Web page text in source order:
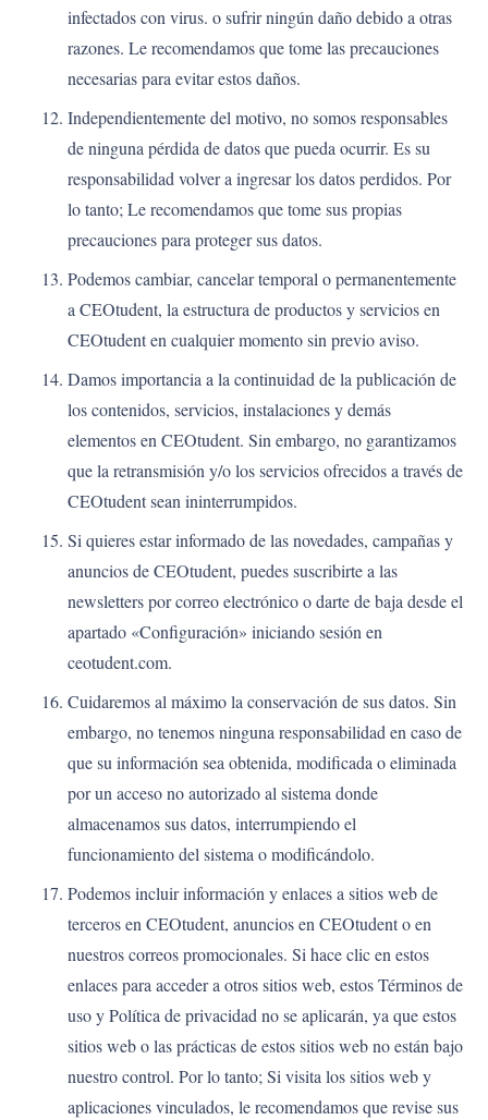
infectados con virus. o sufrir ningún daño debido a otras
razones. Le recomendamos que tome las precauciones
necesarias para evitar estos daños.
Independientemente del motivo, no somos responsables
de ninguna pérdida de datos que pueda ocurrir. Es su
responsabilidad volver a ingresar los datos perdidos. Por
lo tanto; Le recomendamos que tome sus propias
precauciones para proteger sus datos.
Podemos cambiar, cancelar temporal o permanentemente
a CEOtudent, la estructura de productos y servicios en
CEOtudent en cualquier momento sin previo aviso.
Damos importancia a la continuidad de la publicación de
los contenidos, servicios, instalaciones y demás
elementos en CEOtudent. Sin embargo, no garantizamos
que la retransmisión y/o los servicios ofrecidos a través de
CEOtudent sean ininterrumpidos.
Si quieres estar informado de las novedades, campañas y
anuncios de CEOtudent, puedes suscribirte a las
newsletters por correo electrónico o darte de baja desde el
apartado «Configuración» iniciando sesión en
ceotudent.com.
Cuidaremos al máximo la conservación de sus datos. Sin
embargo, no tenemos ninguna responsabilidad en caso de
que su información sea obtenida, modificada o eliminada
por un acceso no autorizado al sistema donde
almacenamos sus datos, interrumpiendo el
funcionamiento del sistema o modificándolo.
Podemos incluir información y enlaces a sitios web de
terceros en CEOtudent, anuncios en CEOtudent o en
nuestros correos promocionales. Si hace clic en estos
enlaces para acceder a otros sitios web, estos Términos de
uso y Política de privacidad no se aplicarán, ya que estos
sitios web o las prácticas de estos sitios web no están bajo
nuestro control. Por lo tanto; Si visita los sitios web y
aplicaciones vinculados, le recomendamos que revise sus